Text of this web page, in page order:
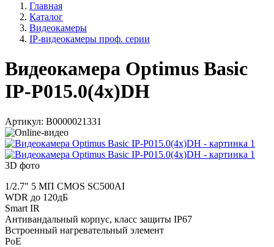
Главная
Каталог
Видеокамеры
IP-видеокамеры проф. серии
Видеокамера Optimus Basic
IP-P015.0(4x)DH
Артикул: В0000021331
3D фото
1/2.7" 5 МП CMOS SC500AI
WDR до 120дБ
Smart IR
Антивандальный корпус, класс защиты IР67
Встроенный нагревательный элемент
PoE